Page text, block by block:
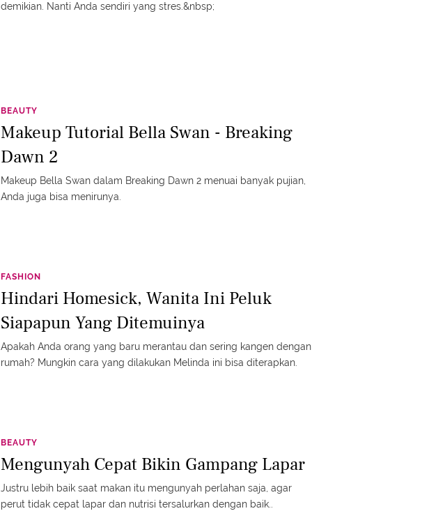
demikian. Nanti Anda sendiri yang stres.&nbsp;
BEAUTY
Makeup Tutorial Bella Swan - Breaking
Dawn 2
Makeup Bella Swan dalam Breaking Dawn 2 menuai banyak pujian,
Anda juga bisa menirunya.
FASHION
Hindari Homesick, Wanita Ini Peluk
Siapapun Yang Ditemuinya
Apakah Anda orang yang baru merantau dan sering kangen dengan
rumah? Mungkin cara yang dilakukan Melinda ini bisa diterapkan.
BEAUTY
Mengunyah Cepat Bikin Gampang Lapar
Justru lebih baik saat makan itu mengunyah perlahan saja, agar
perut tidak cepat lapar dan nutrisi tersalurkan dengan baik..